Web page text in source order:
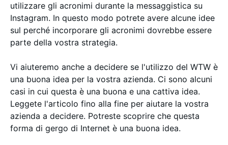
utilizzare gli acronimi durante la messaggistica su
Instagram. In questo modo potrete avere alcune idee
sul perché incorporare gli acronimi dovrebbe essere
parte della vostra strategia.
Vi aiuteremo anche a decidere se l'utilizzo del WTW è
una buona idea per la vostra azienda. Ci sono alcuni
casi in cui questa è una buona e una cattiva idea.
Leggete l'articolo fino alla fine per aiutare la vostra
azienda a decidere. Potreste scoprire che questa
forma di gergo di Internet è una buona idea.